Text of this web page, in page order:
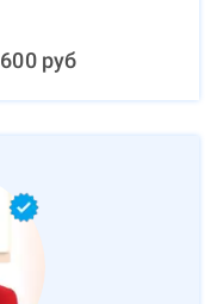
600руб